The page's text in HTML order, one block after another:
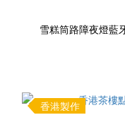
雪糕筒路障夜燈藍
香港製作